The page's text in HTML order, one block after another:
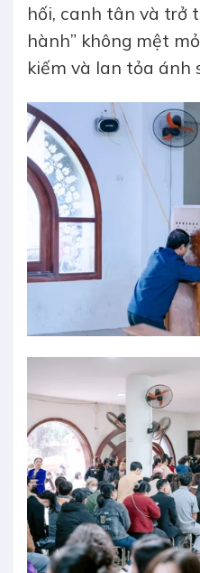
hối, canh tân và trở
hành” không mệt
kiếm và lan tỏa ánh